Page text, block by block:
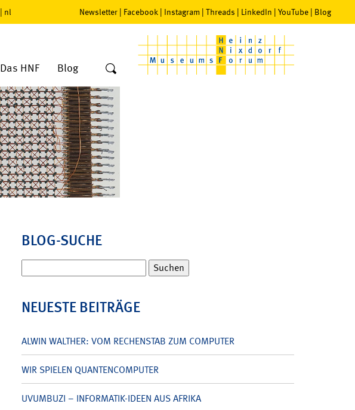
| nl Newsletter | Facebook | Instagram | Threads | LinkedIn | YouTube | Blog
Das HNF Blog
BLOG-SUCHE
nach:
NEUESTE BEITRÄGE
ALWIN WALTHER: VOM RECHENSTAB ZUM COMPUTER
WIR SPIELEN QUANTENCOMPUTER
UVUMBUZI – INFORMATIK-IDEEN AUS AFRIKA